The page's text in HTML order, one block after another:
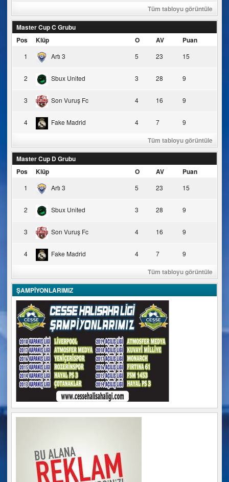
Tüm tabloyu görüntüle
Master Cup C Grubu
Pos
Klüp O AV Puan
1 Artı 3 5 23 15
2 Sbux United 3 28 9
3 Son Vuruş Fc 4 16 9
4 Fake Madrid 4 7 9
Tüm tabloyu görüntüle
Master Cup D Grubu
Pos
Klüp O AV Puan
1 Artı 3 5 23 15
2 Sbux United 3 28 9
3 Son Vuruş Fc 4 16 9
4 Fake Madrid 4 7 9
Tüm tabloyu görüntüle
ŞAMPİYONLARIMIZ